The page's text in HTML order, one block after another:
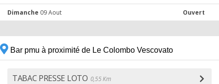
Dimanche 09 Aout Ouvert
Bar pmu à proximité de Le Colombo Vescovato
TABAC PRESSE LOTO 0,55 Km